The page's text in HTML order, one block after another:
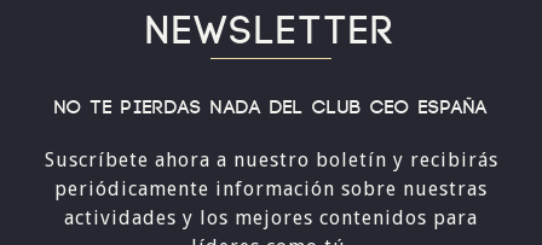
NEWSLETTER
No te pierdas nada del Club CEO España
Suscríbete ahora a nuestro boletín y recibirás
periódicamente información sobre nuestras
actividades y los mejores contenidos para